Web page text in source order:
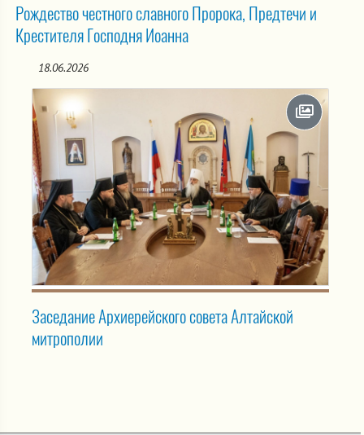
Рождество честного славного Пророка, Предтечи и
Крестителя Господня Иоанна
18.06.2026
Заседание Архиерейского совета Алтайской
митрополии